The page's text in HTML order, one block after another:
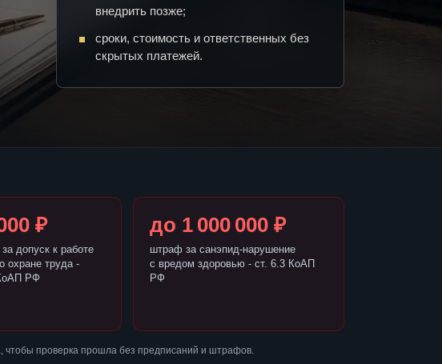
внедрить позже;
сроки, стоимость и ответственных без
скрытых платежей.
₽
допуск к работе
охране труда -
РФ
до 1 000 000 ₽
штраф за санэпид-нарушение
с вредом здоровью - ст. 6.3 КоАП
РФ
чтобы проверка прошла без предписаний и штрафов.